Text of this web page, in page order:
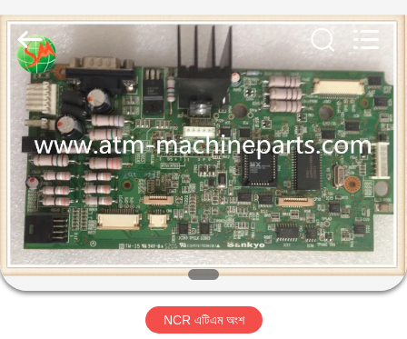
বাড়ি
পণ্য
আমাদের
সম্পর্কে
কারখানা
International
Trade
Co.,Ltd..
Rights
Reserved.
NCR এটিএম অংশ